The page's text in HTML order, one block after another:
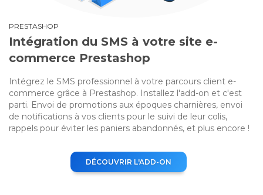
PRESTASHOP
Intégration du SMS à votre site e-
commerce Prestashop
Intégrez le SMS professionnel à votre parcours client e-
commerce grâce à Prestashop. Installez l'add-on et c'est
parti. Envoi de promotions aux époques charnières, envoi
de notifications à vos clients pour le suivi de leur colis,
rappels pour éviter les paniers abandonnés, et plus encore !
DÉCOUVRIR L'ADD-ON